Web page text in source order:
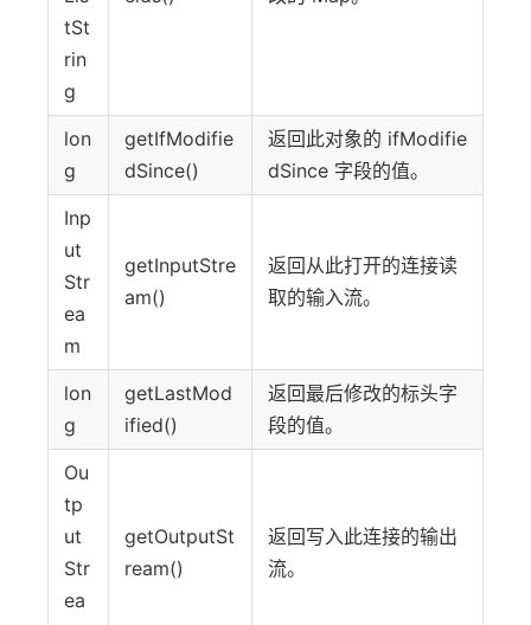
tSt
rin
g
lon
g
getIfModifie
dSince()
返回此对象的 ifModifie
dSince 字段的值。
Inp
ut
Str
ea
m
getInputStre
am()
返回从此打开的连接读
取的输入流。
lon
g
getLastMod
ified()
返回最后修改的标头字
段的值。
Ou
tp
ut
Str
ea
getOutputSt
ream()
返回写入此连接的输出
流。